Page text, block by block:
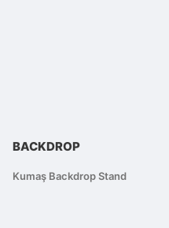
Ürün fiyatı diğer sitelerden
Bu ürüne benzer farklı
BACKDROP
Kumaş Backdrop Stand